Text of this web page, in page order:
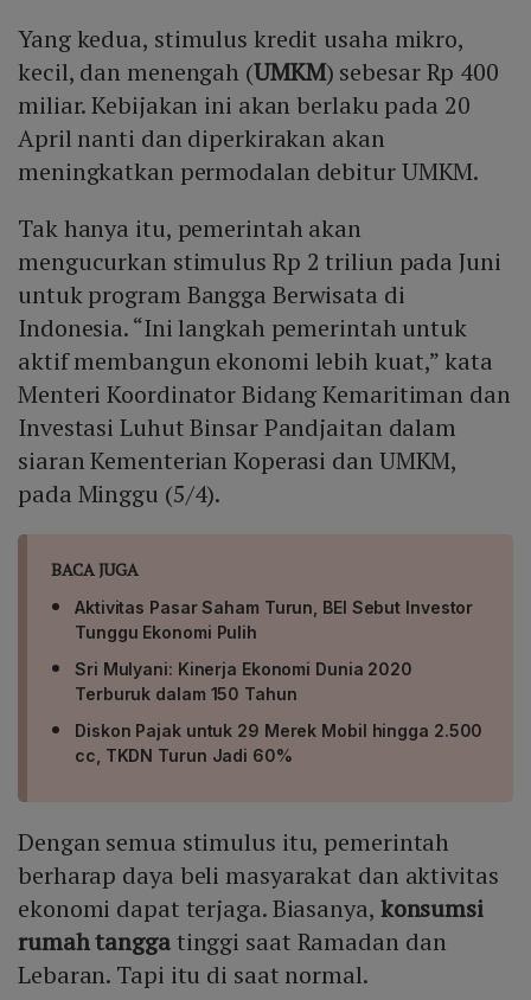
Yang kedua, stimulus kredit usaha mikro,
kecil, dan menengah (UMKM) sebesar Rp 400
miliar. Kebijakan ini akan berlaku pada 20
April nanti dan diperkirakan akan
meningkatkan permodalan debitur UMKM.
Tak hanya itu, pemerintah akan
mengucurkan stimulus Rp 2 triliun pada Juni
untuk program Bangga Berwisata di
Indonesia. “Ini langkah pemerintah untuk
aktif membangun ekonomi lebih kuat,” kata
Menteri Koordinator Bidang Kemaritiman dan
Investasi Luhut Binsar Pandjaitan dalam
siaran Kementerian Koperasi dan UMKM,
pada Minggu (5/4).
BACA JUGA
Aktivitas Pasar Saham Turun, BEI Sebut Investor
Tunggu Ekonomi Pulih
Sri Mulyani: Kinerja Ekonomi Dunia 2020
Terburuk dalam 150 Tahun
Diskon Pajak untuk 29 Merek Mobil hingga 2.500
cc, TKDN Turun Jadi 60%
Dengan semua stimulus itu, pemerintah
berharap daya beli masyarakat dan aktivitas
ekonomi dapat terjaga. Biasanya, konsumsi
rumah tanggatinggi saat Ramadan dan
Lebaran. Tapi itu di saat normal.